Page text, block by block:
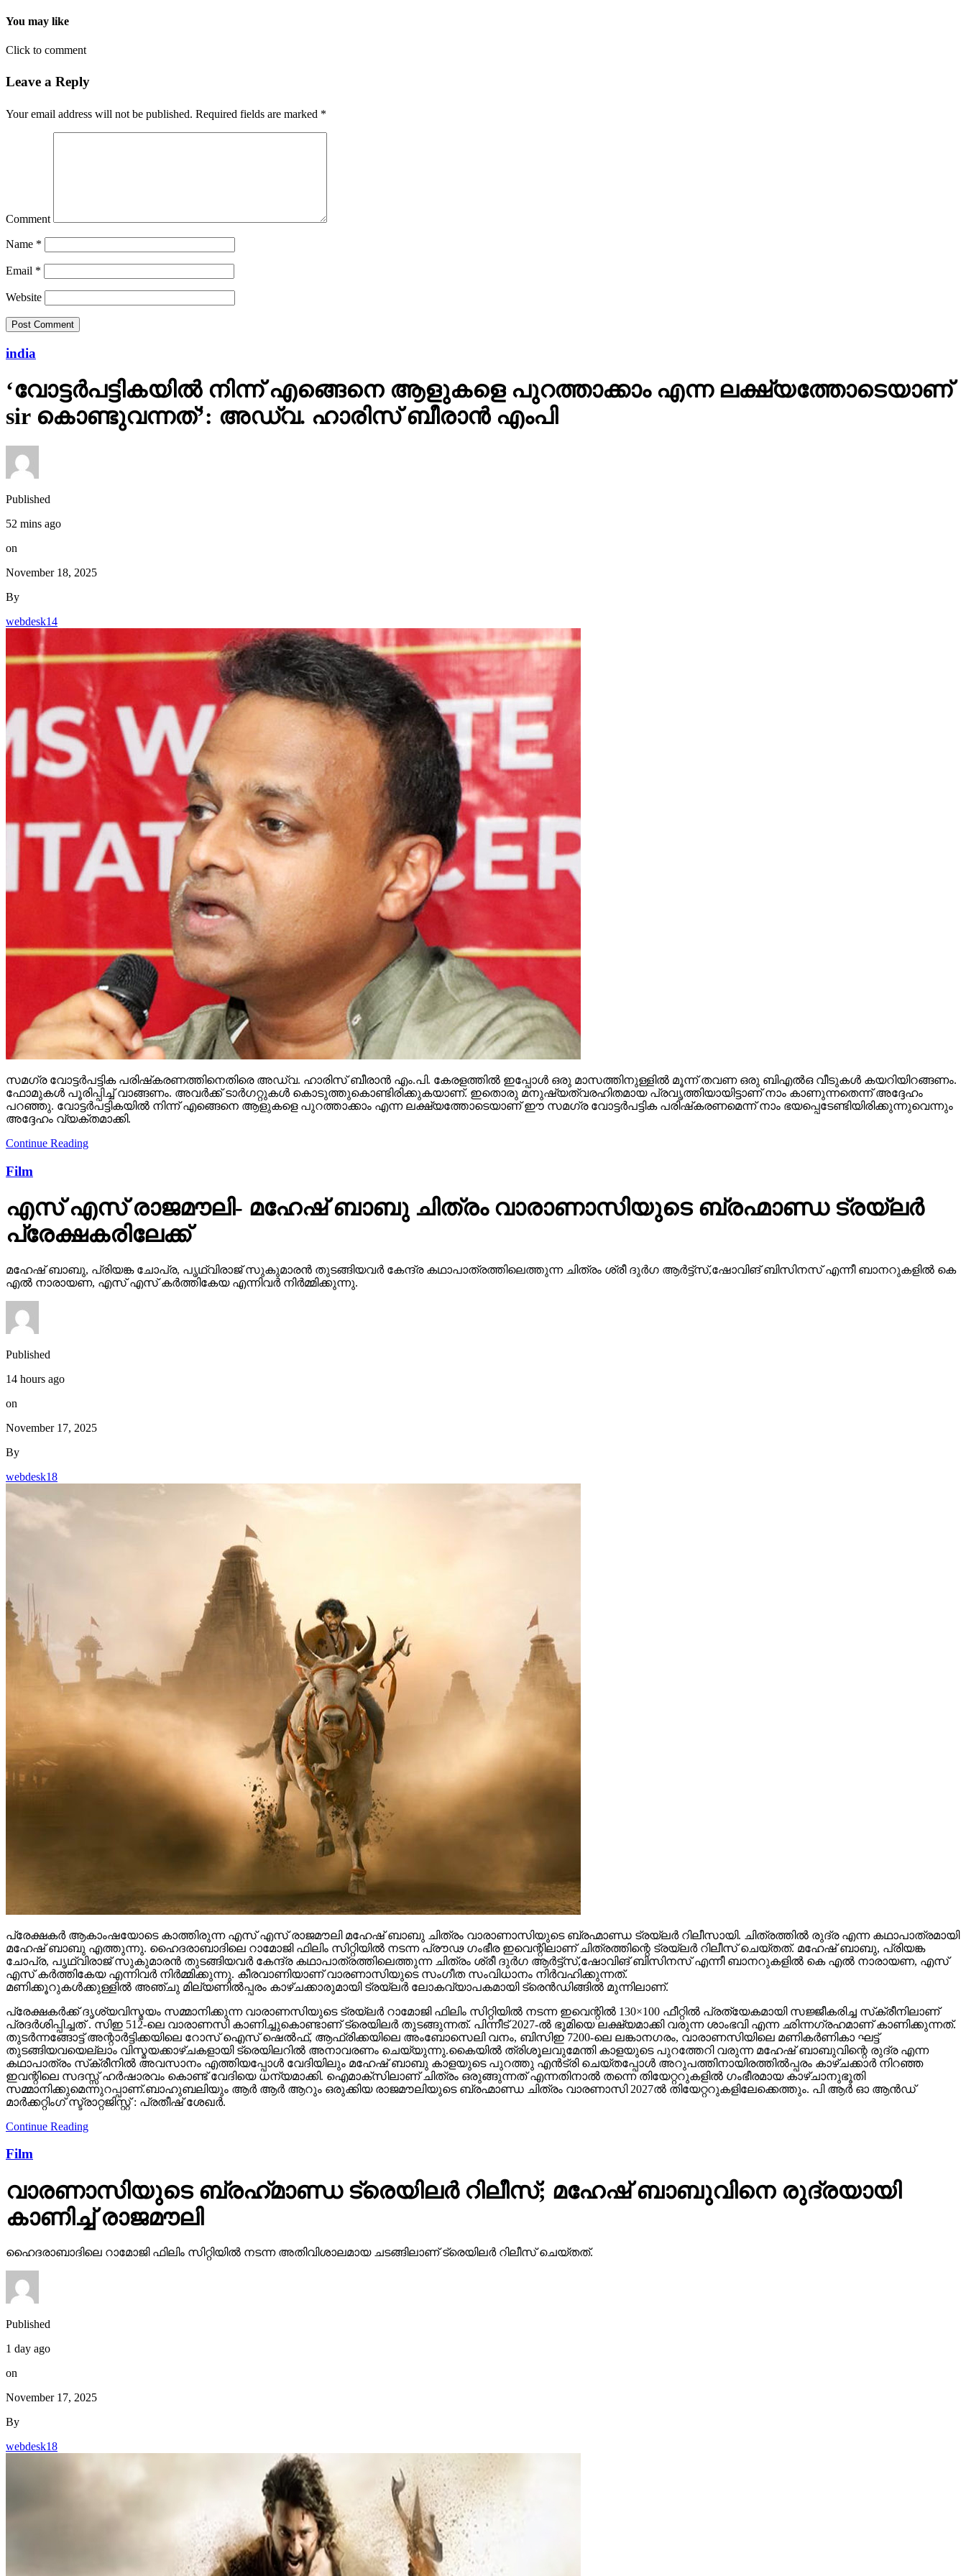
You may like
Click to comment
Leave a Reply
Your email address will not be published. Required fields are marked *
Comment
Name *
Email *
Website
india
‘വോട്ടര്‍പട്ടികയില്‍ നിന്ന് എങ്ങെനെ ആളുകളെ പുറത്താക്കാം എന്ന ലക്ഷ്യത്തോടെയാണ്
sir കൊണ്ടുവന്നത്’: അഡ്വ. ഹാരിസ് ബീരാൻ എംപി
Published
52 mins ago
on
November 18, 2025
By
webdesk14
സമഗ്ര വോട്ടര്‍പട്ടിക പരിഷ്‌കരണത്തിനെതിരെ അഡ്വ. ഹാരിസ് ബീരാന്‍ എം.പി. കേരളത്തില്‍ ഇപ്പോള്‍ ഒരു മാസത്തിനുള്ളില്‍ മൂന്ന് തവണ ഒരു ബിഎല്‍ഒ വീടുകള്‍ കയറിയിറങ്ങണം.
ഫോമുകള്‍ പൂരിപ്പിച്ച് വാങ്ങണം. അവര്‍ക്ക് ടാര്‍ഗറ്റുകള്‍ കൊടുത്തുകൊണ്ടിരിക്കുകയാണ്. ഇതൊരു മനുഷ്യത്വരഹിതമായ പ്രവൃത്തിയായിട്ടാണ് നാം കാണുന്നതെന്ന് അദ്ദേഹം
പറഞ്ഞു. വോട്ടര്‍പട്ടികയില്‍ നിന്ന് എങ്ങെനെ ആളുകളെ പുറത്താക്കാം എന്ന ലക്ഷ്യത്തോടെയാണ് ഈ സമഗ്ര വോട്ടര്‍പട്ടിക പരിഷ്‌കരണമെന്ന് നാം ഭയപ്പെടേണ്ടിയിരിക്കുന്നുവെന്നും
അദ്ദേഹം വ്യക്തമാക്കി.
Continue Reading
Film
എസ് എസ് രാജമൗലി- മഹേഷ് ബാബു ചിത്രം വാരാണാസിയുടെ ബ്രഹ്മാണ്ഡ ട്രയ്ലർ
പ്രേക്ഷകരിലേക്ക്
മഹേഷ് ബാബു, പ്രിയങ്ക ചോപ്ര, പൃഥ്വിരാജ് സുകുമാരൻ തുടങ്ങിയവർ കേന്ദ്ര കഥാപാത്രത്തിലെത്തുന്ന ചിത്രം ശ്രീ ദുർഗ ആർട്ട്സ്,ഷോവിങ് ബിസിനസ് എന്നീ ബാനറുകളിൽ കെ
എൽ നാരായണ, എസ് എസ് കർത്തികേയ എന്നിവർ നിർമ്മിക്കുന്നു.
Published
14 hours ago
on
November 17, 2025
By
webdesk18
പ്രേക്ഷകർ ആകാംഷയോടെ കാത്തിരുന്ന എസ് എസ് രാജമൗലി മഹേഷ് ബാബു ചിത്രം വാരാണാസിയുടെ ബ്രഹ്മാണ്ഡ ട്രയ്ലർ റിലീസായി. ചിത്രത്തിൽ രുദ്ര എന്ന കഥാപാത്രമായി
മഹേഷ് ബാബു എത്തുന്നു. ഹൈദരാബാദിലെ റാമോജി ഫിലിം സിറ്റിയിൽ നടന്ന പ്രൗഢ ഗംഭീര ഇവെന്റിലാണ് ചിത്രത്തിന്റെ ട്രയ്ലർ റിലീസ് ചെയ്തത്. മഹേഷ് ബാബു, പ്രിയങ്ക
ചോപ്ര, പൃഥ്വിരാജ് സുകുമാരൻ തുടങ്ങിയവർ കേന്ദ്ര കഥാപാത്രത്തിലെത്തുന്ന ചിത്രം ശ്രീ ദുർഗ ആർട്ട്സ്,ഷോവിങ് ബിസിനസ് എന്നീ ബാനറുകളിൽ കെ എൽ നാരായണ, എസ്
എസ് കർത്തികേയ എന്നിവർ നിർമ്മിക്കുന്നു. കീരവാണിയാണ് വാരണാസിയുടെ സംഗീത സംവിധാനം നിർവഹിക്കുന്നത്.
മണിക്കൂറുകൾക്കുള്ളിൽ അഞ്ചു മില്യണിൽപ്പരം കാഴ്ചക്കാരുമായി ട്രയ്ലർ ലോകവ്യാപകമായി ട്രെൻഡിങ്ങിൽ മുന്നിലാണ്.
പ്രേക്ഷകർക്ക് ദൃശ്യവിസ്മയം സമ്മാനിക്കുന്ന വാരാണസിയുടെ ട്രയ്ലർ റാമോജി ഫിലിം സിറ്റിയിൽ നടന്ന ഇവെന്റിൽ 130×100 ഫീറ്റിൽ പ്രത്യേകമായി സജ്ജീകരിച്ച സ്‌ക്രീനിലാണ്
പ്രദർശിപ്പിച്ചത് . സിഇ 512-ലെ വാരാണസി കാണിച്ചുകൊണ്ടാണ് ട്രെയിലര്‍ തുടങ്ങുന്നത്. പിന്നീട് 2027-ല്‍ ഭൂമിയെ ലക്ഷ്യമാക്കി വരുന്ന ശാംഭവി എന്ന ഛിന്നഗ്രഹമാണ് കാണിക്കുന്നത്.
തുടര്‍ന്നങ്ങോട്ട് അന്റാര്‍ട്ടിക്കയിലെ റോസ് ഐസ് ഷെല്‍ഫ്, ആഫ്രിക്കയിലെ അംബോസെലി വനം, ബിസിഇ 7200-ലെ ലങ്കാനഗരം, വാരാണസിയിലെ മണികര്‍ണികാ ഘട്ട്
തുടങ്ങിയവയെല്ലാം വിസ്മയക്കാഴ്ചകളായി ട്രെയിലറില്‍ അനാവരണം ചെയ്യുന്നു.കൈയില്‍ ത്രിശൂലവുമേന്തി കാളയുടെ പുറത്തേറി വരുന്ന മഹേഷ് ബാബുവിന്റെ രുദ്ര എന്ന
കഥാപാത്രം സ്‌ക്രീനിൽ അവസാനം എത്തിയപ്പോൾ വേദിയിലും മഹേഷ് ബാബു കാളയുടെ പുറത്തു എൻട്രി ചെയ്തപ്പോൾ അറുപത്തിനായിരത്തിൽപ്പരം കാഴ്ചക്കാർ നിറഞ്ഞ
ഇവന്റിലെ സദസ്സ് ഹർഷാരവം കൊണ്ട് വേദിയെ ധന്യമാക്കി. ഐമാക്‌സിലാണ് ചിത്രം ഒരുങ്ങുന്നത് എന്നതിനാല്‍ തന്നെ തിയേറ്ററുകളില്‍ ഗംഭീരമായ കാഴ്ചാനുഭൂതി
സമ്മാനിക്കുമെന്നുറപ്പാണ്.ബാഹുബലിയും ആർ ആർ ആറും ഒരുക്കിയ രാജമൗലിയുടെ ബ്രഹ്മാണ്ഡ ചിത്രം വാരണാസി 2027ൽ തിയേറ്ററുകളിലേക്കെത്തും. പി ആർ ഓ ആൻഡ്
മാർക്കറ്റിംഗ് സ്ട്രാറ്റജിസ്റ്റ് : പ്രതീഷ് ശേഖർ.
Continue Reading
Film
വാരണാസിയുടെ ബ്രഹ്‌മാണ്ഡ ട്രെയിലര്‍ റിലീസ്; മഹേഷ് ബാബുവിനെ രുദ്രയായി
കാണിച്ച് രാജമൗലി
ഹൈദരാബാദിലെ റാമോജി ഫിലിം സിറ്റിയില്‍ നടന്ന അതിവിശാലമായ ചടങ്ങിലാണ് ട്രെയിലര്‍ റിലീസ് ചെയ്തത്.
Published
1 day ago
on
November 17, 2025
By
webdesk18